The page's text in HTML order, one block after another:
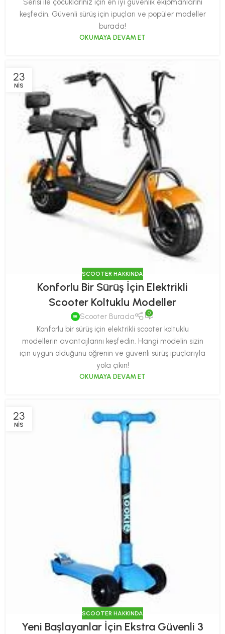
Serisi ile çocuklarınız için en iyi güvenlik ekipmanlarını
keşfedin. Güvenli sürüş için ipuçları ve popüler modeller
burada!
OKUMAYA DEVAM ET
23
NIS
SCOOTER HAKKINDA
Konforlu Bir Sürüş İçin Elektrikli
Scooter Koltuklu Modeller
Scooter Burada 0
Konforlu bir sürüş için elektrikli scooter koltuklu
modellerin avantajlarını keşfedin. Hangi modelin sizin
için uygun olduğunu öğrenin ve güvenli sürüş ipuçlarıyla
yola çıkın!
OKUMAYA DEVAM ET
23
NIS
SCOOTER HAKKINDA
Yeni Başlayanlar İçin Ekstra Güvenli 3